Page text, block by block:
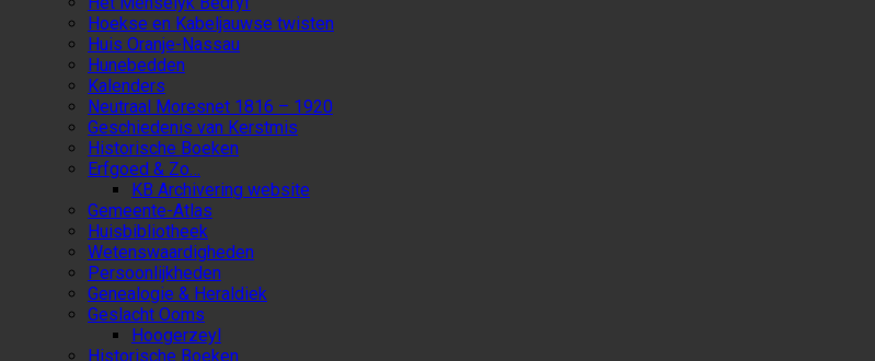
Hoekse en Kabeljauwse twisten
Huis Oranje-Nassau
Hunebedden
Kalenders
Neutraal Moresnet 1816 – 1920
Geschiedenis van Kerstmis
Historische Boeken
Erfgoed & Zo…
KB Archivering website
Gemeente-Atlas
Huisbibliotheek
Wetenswaardigheden
Persoonlijkheden
Genealogie & Heraldiek
Geslacht Ooms
Hoogerzeyl
Historische Boeken